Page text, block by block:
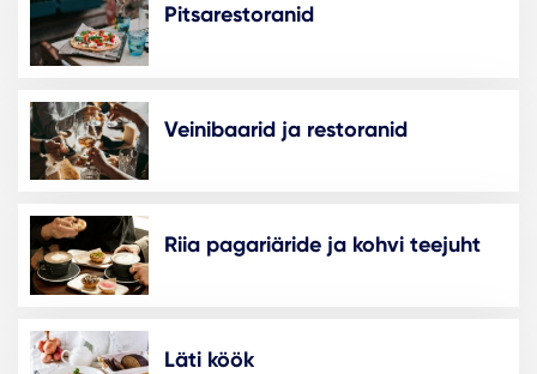
Pitsarestoranid
Veinibaarid ja restoranid
Riia pagariäride ja kohvi teejuht
Läti köök